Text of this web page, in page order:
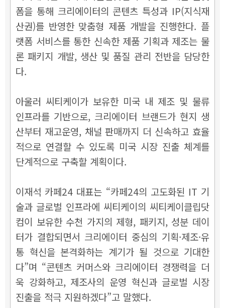
폼을 통해 크리에이터의 콘텐츠 특성과 IP(지식재
산권)를 반영한 맞춤형 제품 개발을 진행한다. 플
랫폼 서비스를 통한 신속한 제품 기획과 제조는 물
론 패키지 개발, 생산 및 품질 관리 전반을 담당한
다.
아울러 씨티케이가 보유한 미국 내 제조 및 물류
인프라를 기반으로, 크리에이터 브랜드가 현지 생
산부터 재고운영, 채널 판매까지 더 신속하고 효율
적으로 연결할 수 있도록 미국 시장 진출 체계를
단계적으로 구축할 계획이다.
이재석 카페24 대표는 “카페24의 고도화된 IT 기
술과 글로벌 인프라에 씨티케이의 씨티케이클립닷
컴이 보유한 수천 가지의 제형, 패키지, 성분 데이
터가 결합되면서 크리에이터 중심의 기획·제조·유
통 혁신을 본격화하는 계기가 될 것으로 기대한
다”며 “콘텐츠 커머스와 크리에이터 경쟁력을 더
욱 강화하고, 제조사의 운영 혁신과 글로벌 시장
진출을 적극 지원하겠다”고 말했다.